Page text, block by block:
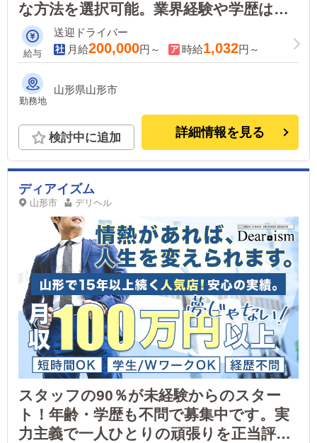
な方法を選択可能。業界経験や学歴は一
切問いません！Ｗワーク可なので、副業
として働きたい方も歓迎いたします！
給与
送迎ドライバー
月給200,000円～ 時給1,032円～
勤務地
山形県山形市
検討中に追加 詳細情報を見る
ディアイズム
山形市 デリヘル
スタッフの90％が未経験からのスター
ト！年齢・学歴も不問で募集中です。実
力主義で一人ひとりの頑張りを正当評